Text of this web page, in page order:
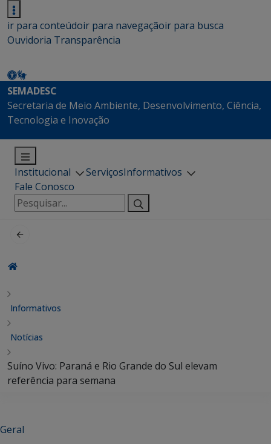
ir para conteúdoir para navegaçãoir para busca
Ouvidoria Transparência
SEMADESC
Secretaria de Meio Ambiente, Desenvolvimento, Ciência,
Tecnologia e Inovação
Institucional ServiçosInformativos
Fale Conosco
Pesquisar
por:
Informativos
Notícias
Suíno Vivo: Paraná e Rio Grande do Sul elevam
referência para semana
Geral